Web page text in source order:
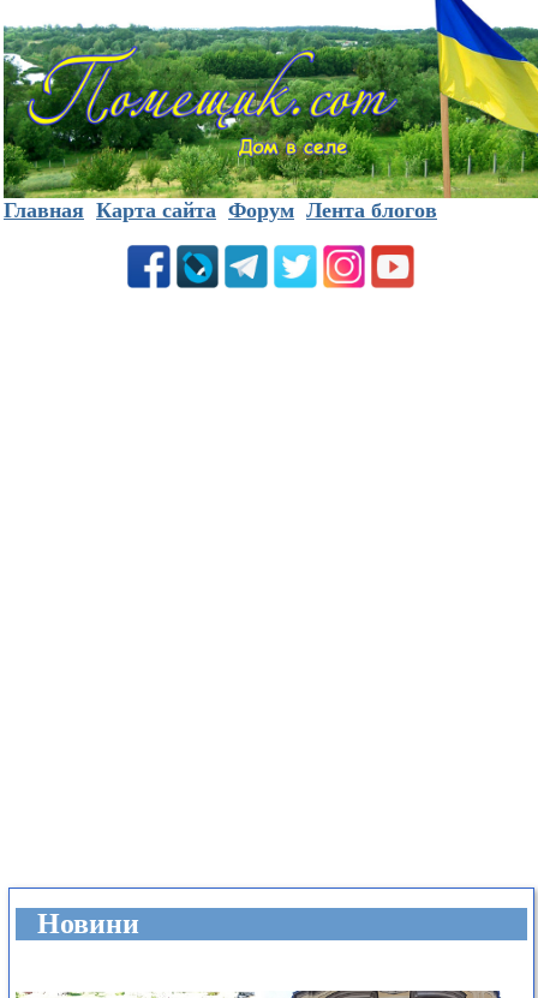
Главная Карта сайта Форум Лента блогов
Новини